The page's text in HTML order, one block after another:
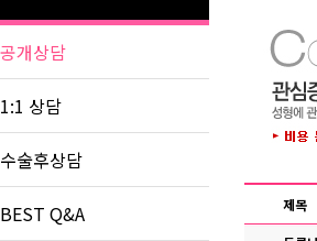
공개상담
1:1 상담
수술후상담
BEST Q&A